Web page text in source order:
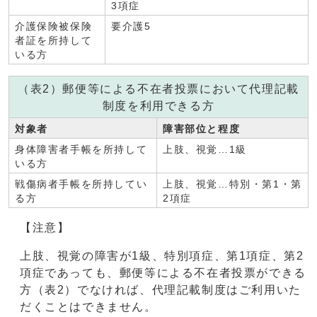
3項症
介護保険被保険
者証を所持して
いる方
要介護5
（表2）郵便等による不在者投票において代理記載
制度を利用できる方
対象者
障害部位と程度
身体障害者手帳を所持して
いる方
上肢、視覚…1級
戦傷病者手帳を所持してい
る方
上肢、視覚…特別・第1・第
2項症
【注意】
上肢、視覚の障害が1級、特別項症、第1項症、第2
項症であっても、郵便等による不在者投票ができる
方（表2）でなければ、代理記載制度はご利用いた
だくことはできません。